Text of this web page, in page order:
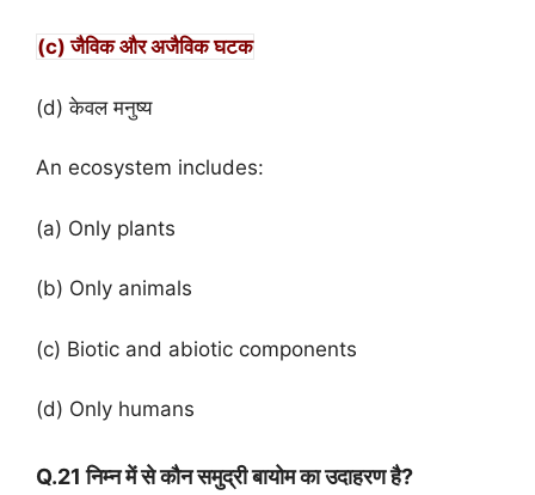
(c) जैविक और अजैविक घटक
(d) केवल मनुष्य
An ecosystem includes:
(a) Only plants
(b) Only animals
(c) Biotic and abiotic components
(d) Only humans
Q.21 निम्न में से कौन समुद्री बायोम का उदाहरण है?